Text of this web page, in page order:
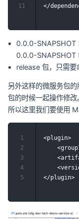
11
0.0.0-SNAPSHOT
0.0.0-SNAPSHOT
release 包，只需要
另外这样的微服务包
包的时候一起操作修改
所以这里我们要使用
<plugin>
1
2
3
4
5